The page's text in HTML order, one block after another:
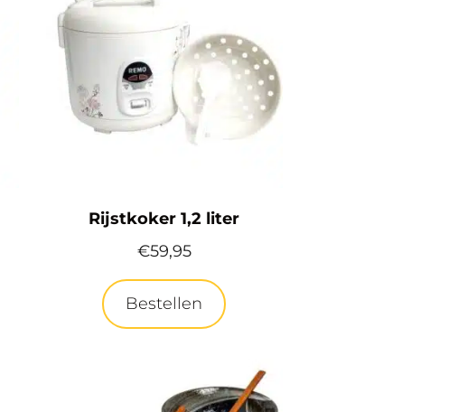
Rijstkoker 1,2 liter
€59,95
Bestellen